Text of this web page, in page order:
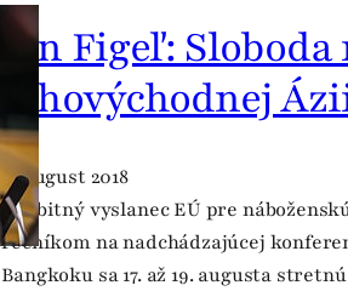
Ján Figeľ:
juhovýchodnej
17 August 2018
Osobitný vyslanec EÚ pre
rečníkom na nadchádzajúcej
Bangkoku sa 17. až 19. augusta